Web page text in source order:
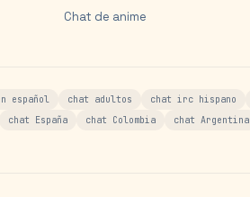
Chat de anime
español chat adultos chat irc hispano
chat España chat Colombia chat Argentina